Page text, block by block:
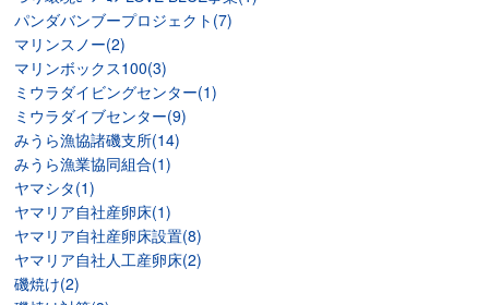
パンダバンブープロジェクト(7)
マリンスノー(2)
マリンボックス100(3)
ミウラダイビングセンター(1)
ミウラダイブセンター(9)
みうら漁協諸磯支所(14)
みうら漁業協同組合(1)
ヤマシタ(1)
ヤマリア自社産卵床(1)
ヤマリア自社産卵床設置(8)
ヤマリア自社人工産卵床(2)
磯焼け(2)